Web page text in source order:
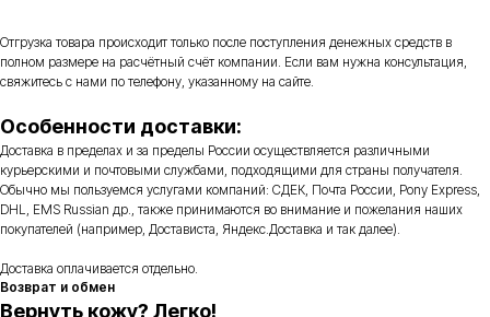
Отгрузка товара происходит только после поступления денежных средств в
полном размере на расчётный счёт компании. Если вам нужна консультация,
свяжитесь с нами по телефону, указанному на сайте.
Особенности доставки:
Доставка в пределах и за пределы России осуществляется различными
курьерскими и почтовыми службами, подходящими для страны получателя.
Обычно мы пользуемся услугами компаний: СДЕК, Почта России, Pony Express,
DHL, EMS Russian др., также принимаются во внимание и пожелания наших
покупателей (например, Достависта, Яндекс.Доставка и так далее).
Доставка оплачивается отдельно.
Возврат и обмен
Вернуть кожу? Легко!